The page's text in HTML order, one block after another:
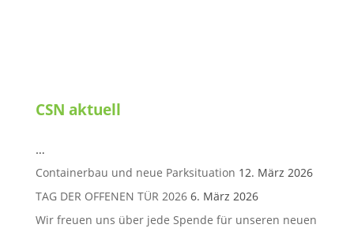
CSN aktuell
…
Containerbau und neue Parksituation 12. März 2026
TAG DER OFFENEN TÜR 2026 6. März 2026
Wir freuen uns über jede Spende für unseren neuen